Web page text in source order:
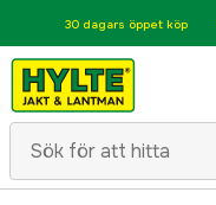
30 dagars öppet köp